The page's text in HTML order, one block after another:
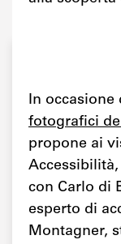
In occasione
fotografici
propone ai
con Carlo di
esperto di
Montagner,